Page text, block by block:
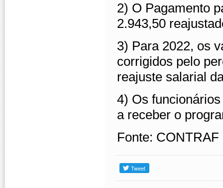
2) O Pagamento
2.943,50
3) Para 2022, os
corrigidos pelo
reajuste salarial
4) Os
a receber o
Fonte: CONTRAF